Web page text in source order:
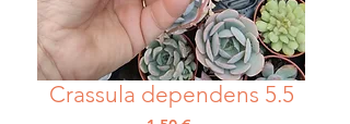
Crassula dependens 5.5